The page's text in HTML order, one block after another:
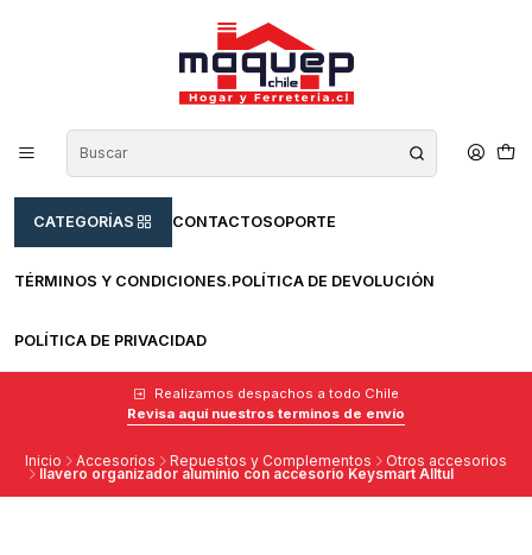
CATEGORÍAS CONTACTOSOPORTE
TÉRMINOS Y CONDICIONES.POLÍTICA DE DEVOLUCIÓN
POLÍTICA DE PRIVACIDAD
Realizamos despachos a todo Chile
Revisa aquí nuestros terminos de envío
Inicio Accesorios Repuestos y Complementos Otros accesorios
llavero organizador aluminio con accesorio Keysmart Alltul